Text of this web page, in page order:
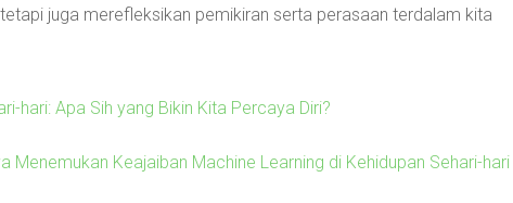
juga merefleksikan pemikiran serta perasaan terdalam kita
hari: Apa Sih yang Bikin Kita Percaya Diri?
Menemukan Keajaiban Machine Learning di Kehidupan Sehari-hari